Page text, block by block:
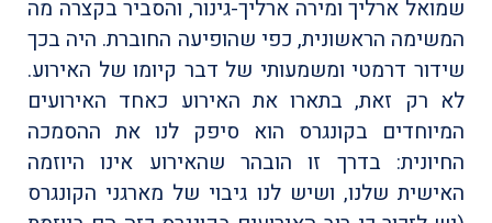
שמואל ארליך ומירה ארליך-גינור, והסביר בקצרה מה
המשימה הראשונית, כפי שהופיעה החוברת. היה בכך
שידור דרמטי ומשמעותי של דבר קיומו של האירוע.
לא רק זאת, בתארו את האירוע כאחד האירועים
המיוחדים בקונגרס הוא סיפק לנו את ההסמכה
החיונית: בדרך זו הובהר שהאירוע אינו היוזמה
האישית שלנו, ושיש לנו גיבוי של מארגני הקונגרס